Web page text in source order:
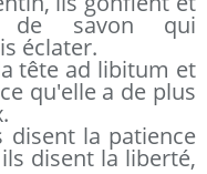
de savon qui
éclater.
tête ad libitum et
qu'elle a de plus
disent la patience
disent la liberté,